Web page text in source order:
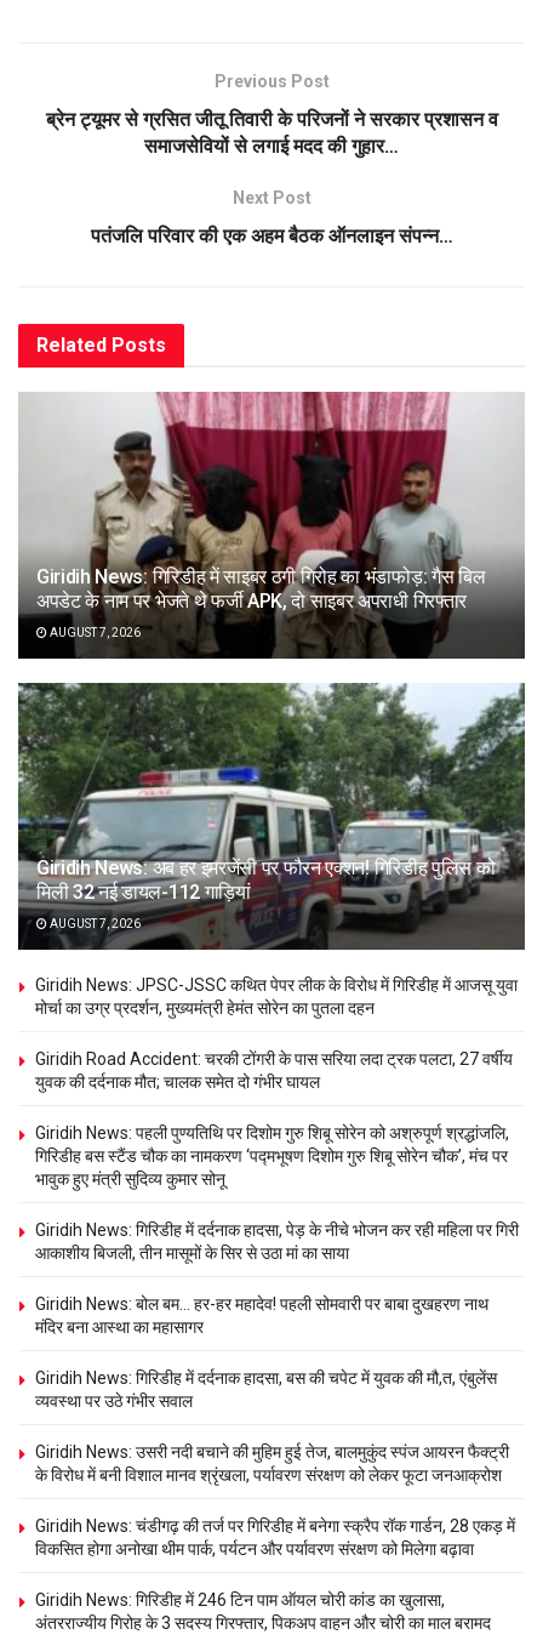
Previous Post
ब्रेन ट्यूमर से ग्रसित जीतू तिवारी के परिजनों ने सरकार प्रशासन व
समाजसेवियों से लगाई मदद की गुहार…
Next Post
पतंजलि परिवार की एक अहम बैठक ऑनलाइन संपन्न…
Related Posts
Giridih News: गिरिडीह में साइबर ठगी गिरोह का भंडाफोड़: गैस बिल
अपडेट के नाम पर भेजते थे फर्जी APK, दो साइबर अपराधी गिरफ्तार
AUGUST 7, 2026
Giridih News: अब हर इमरजेंसी पर फौरन एक्शन! गिरिडीह पुलिस को
मिली 32 नई डायल-112 गाड़ियां
AUGUST 7, 2026
Giridih News: JPSC-JSSC कथित पेपर लीक के विरोध में गिरिडीह में आजसू युवा
मोर्चा का उग्र प्रदर्शन, मुख्यमंत्री हेमंत सोरेन का पुतला दहन
Giridih Road Accident: चरकी टोंगरी के पास सरिया लदा ट्रक पलटा, 27 वर्षीय
युवक की दर्दनाक मौत; चालक समेत दो गंभीर घायल
Giridih News: पहली पुण्यतिथि पर दिशोम गुरु शिबू सोरेन को अश्रुपूर्ण श्रद्धांजलि,
गिरिडीह बस स्टैंड चौक का नामकरण ‘पद्मभूषण दिशोम गुरु शिबू सोरेन चौक’, मंच पर
भावुक हुए मंत्री सुदिव्य कुमार सोनू
Giridih News: गिरिडीह में दर्दनाक हादसा, पेड़ के नीचे भोजन कर रही महिला पर गिरी
आकाशीय बिजली, तीन मासूमों के सिर से उठा मां का साया
Giridih News: बोल बम… हर-हर महादेव! पहली सोमवारी पर बाबा दुखहरण नाथ
मंदिर बना आस्था का महासागर
Giridih News: गिरिडीह में दर्दनाक हादसा, बस की चपेट में युवक की मौ,त, एंबुलेंस
व्यवस्था पर उठे गंभीर सवाल
Giridih News: उसरी नदी बचाने की मुहिम हुई तेज, बालमुकुंद स्पंज आयरन फैक्ट्री
के विरोध में बनी विशाल मानव श्रृंखला, पर्यावरण संरक्षण को लेकर फूटा जनआक्रोश
Giridih News: चंडीगढ़ की तर्ज पर गिरिडीह में बनेगा स्क्रैप रॉक गार्डन, 28 एकड़ में
विकसित होगा अनोखा थीम पार्क, पर्यटन और पर्यावरण संरक्षण को मिलेगा बढ़ावा
Giridih News: गिरिडीह में 246 टिन पाम ऑयल चोरी कांड का खुलासा,
अंतरराज्यीय गिरोह के 3 सदस्य गिरफ्तार, पिकअप वाहन और चोरी का माल बरामद